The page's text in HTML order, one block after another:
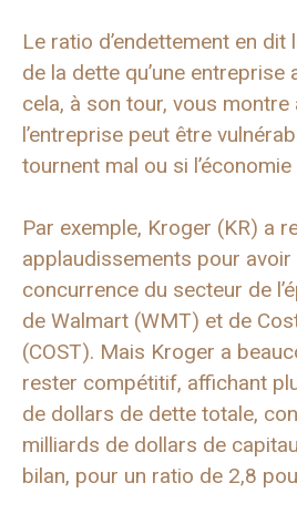
Le ratio d’endettement en
de la dette qu’une entreprise
cela, à son tour, vous montre
l’entreprise peut être
tournent mal ou si
Par exemple, Kroger (KR) a
applaudissements pour avoir
concurrence du secteur de
de Walmart (WMT) et de
(COST). Mais Kroger a
rester compétitif, affichant
de dollars de dette totale,
milliards de dollars de
bilan, pour un ratio de 2,8